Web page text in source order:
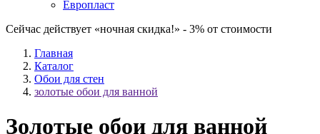
Европласт
Сейчас действует «ночная скидка!» - 3% от стоимости
Главная
Каталог
Обои для стен
золотые обои для ванной
Золотые обои для ванной